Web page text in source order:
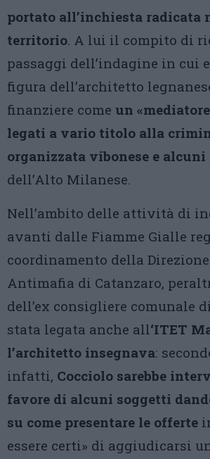
portato all’inchiesta radicata
territorio. A lui il compito di
passaggi dell’indagine in cui
figura dell’architetto
finanziere come un
legati a vario titolo alla
organizzata vibonese e
dell’Alto Milanese.
Nell’ambito delle attività di
avanti dalle Fiamme Gialle
coordinamento della
Antimafia di Catanzaro,
dell’ex consigliere comunale
stata legata anche all‘ITET
l’architetto insegnava:
infatti, Cocciolo sarebbe
favore di alcuni soggetti
su come presentare le offerte
essere certi» di aggiudicarsi